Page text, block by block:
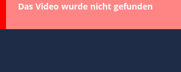
Das Video wurde nicht gefunden